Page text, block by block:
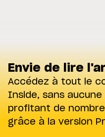
Envie de lire
Accédez à tout le
Inside, sans
profitant de
grâce à la version